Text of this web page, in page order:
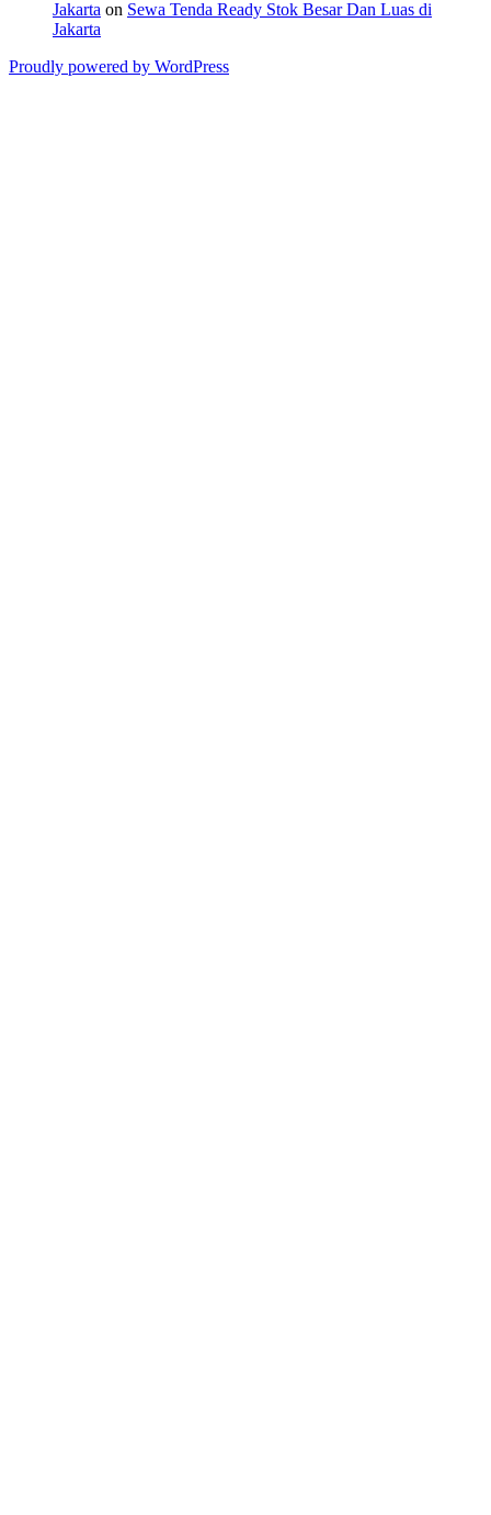
Jakarta on Sewa Tenda Ready Stok Besar Dan Luas di
Jakarta
Proudly powered by WordPress